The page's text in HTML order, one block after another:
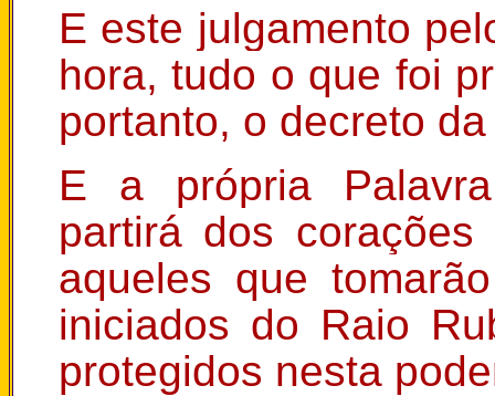
E este julgamento
hora, tudo o que foi
portanto, o decreto
E a própria
partirá dos
aqueles que
iniciados do Raio
protegidos nesta